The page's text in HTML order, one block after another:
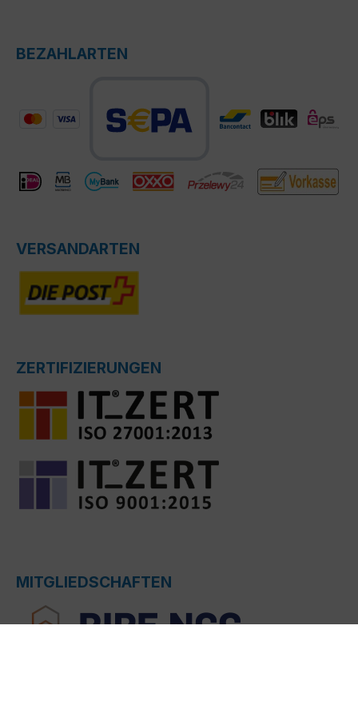
BEZAHLARTEN
VERSANDARTEN
ZERTIFIZIERUNGEN
MITGLIEDSCHAFTEN